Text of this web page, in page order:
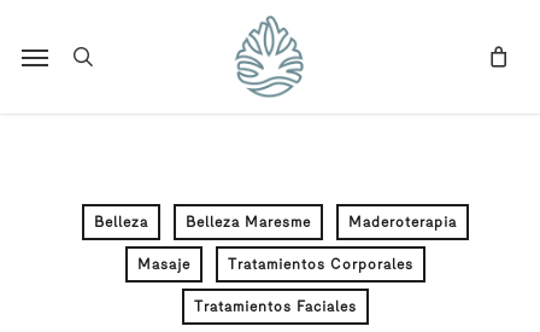
main
Belleza Belleza Maresme Maderoterapia
Masaje Tratamientos Corporales
Tratamientos Faciales